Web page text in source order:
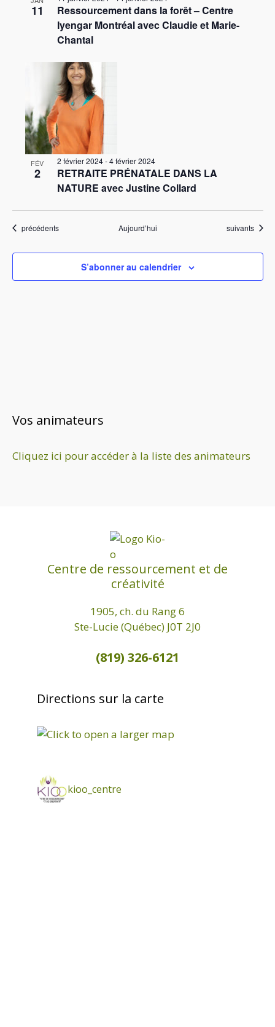
11
Ressourcement dans la forêt – Centre
Iyengar Montréal avec Claudie et Marie-
Chantal
FÉV
2
2 février 2024-4 février 2024
RETRAITE PRÉNATALE DANS LA
NATURE avec Justine Collard
Évènements
précédents Aujourd’hui Évènements
suivants
S’abonner au calendrier
Vos animateurs
Cliquez ici pour accéder à la liste des animateurs
Centre de ressourcement et de
créativité
1905, ch. du Rang 6
Ste-Lucie (Québec) J0T 2J0
(819) 326-6121
Directions sur la carte
kioo_centre